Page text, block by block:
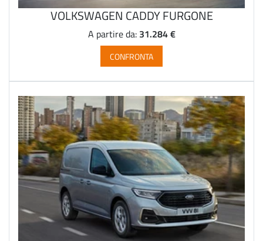
VOLKSWAGEN CADDY FURGONE
A partire da: 31.284 €
CONFRONTA